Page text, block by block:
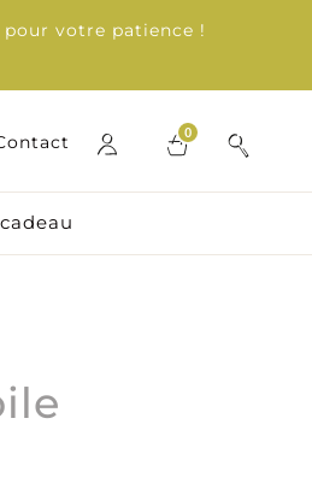
votre patience !
0
0